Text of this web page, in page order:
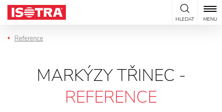
Přeskočit na obsah
HLEDAT MENU
Reference
MARKÝZY TŘINEC -
REFERENCE